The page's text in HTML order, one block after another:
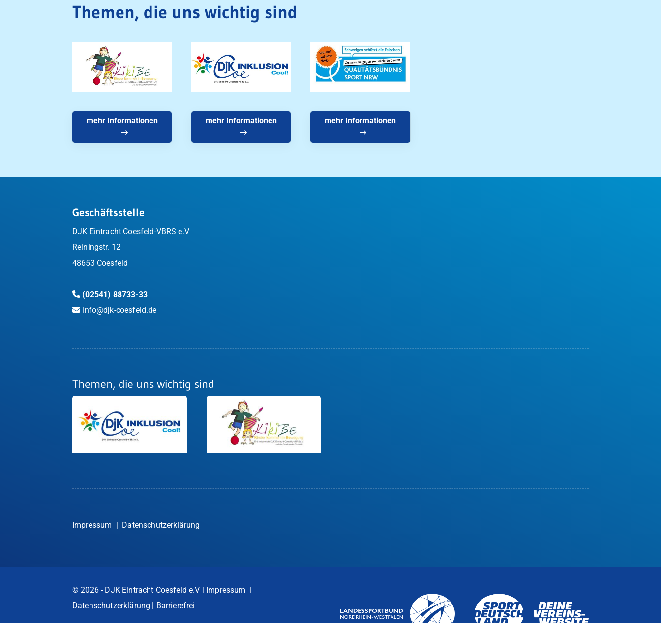
Themen, die uns wichtig sind
mehr Informationen mehr Informationen mehr Informationen
Geschäftsstelle
DJK Eintracht Coesfeld-VBRS e.V
Reiningstr. 12
48653 Coesfeld
(02541) 88733-33
info@djk-coesfeld.de
Themen, die uns wichtig sind
Impressum | Datenschutzerklärung
© 2026 - DJK Eintracht Coesfeld e.V | Impressum |
Datenschutzerklärung | Barrierefrei